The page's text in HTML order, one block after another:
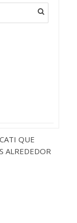
QUE
ALREDEDOR